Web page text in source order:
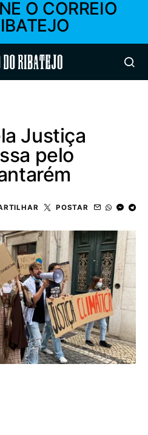
O CORREIO
do Ribatejo
Justiça
pelo
POSTAR